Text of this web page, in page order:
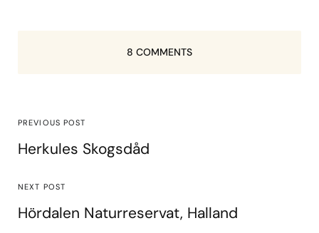
8 COMMENTS
PREVIOUS POST
Herkules Skogsdåd
NEXT POST
Hördalen Naturreservat, Halland